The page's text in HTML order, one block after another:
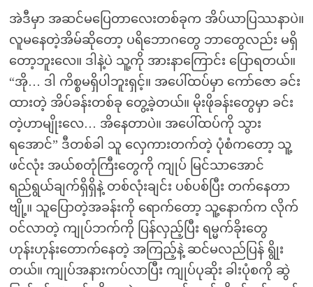
အဲဒီမှာ အဆင်မပြေတာလေးတစ်ခုက အိပ်ယာပြဿနာပဲ။
လူမနေတဲ့အိမ်ဆိုတော့ ပရိဘောဂတွေ ဘာတွေလည်း မရှိ
တော့ဘူးလေ။ ဒါနဲ့ပဲ သူ့ကို အားနာကြောင်း ပြောရတယ်။
“အို… ဒါ ကိစ္စမရှိပါဘူးရှင့်။ အပေါ်ထပ်မှာ ကော်ဇော ခင်း
ထားတဲ့ အိပ်ခန်းတစ်ခု တွေ့ခဲ့တယ်။ မိုးဖိုခန်းတွေမှာ ခင်း
တဲ့ဟာမျိုးလေ… အိနေတာပဲ။ အပေါ်ထပ်ကို သွား
ရအောင်” ဒီတစ်ခါ သူ လှေကားတက်တဲ့ ပုံစံကတော့ သူ့
ဖင်လုံး အယ်စတုံကြီးတွေကို ကျုပ် မြင်သာအောင်
ရည်ရွယ်ချက်ရှိရှိနဲ့ တစ်လုံးချင်း ပစ်ပစ်ပြီး တက်နေတာ
ဗျို့။ သူပြောတဲ့အခန်းကို ရောက်တော့ သူ့နောက်က လိုက်
ဝင်လာတဲ့ ကျုပ်ဘက်ကို ပြန်လှည့်ပြီး ရမ္မက်ခိုးတွေ
ဟုန်းဟုန်းတောက်နေတဲ့ အကြည့်နဲ့ ဆင်မလည်ပြန် ရွိုး
တယ်။ ကျုပ်အနားကပ်လာပြီး ကျုပ်ပုဆိုး ခါးပုံစကို ဆွဲ